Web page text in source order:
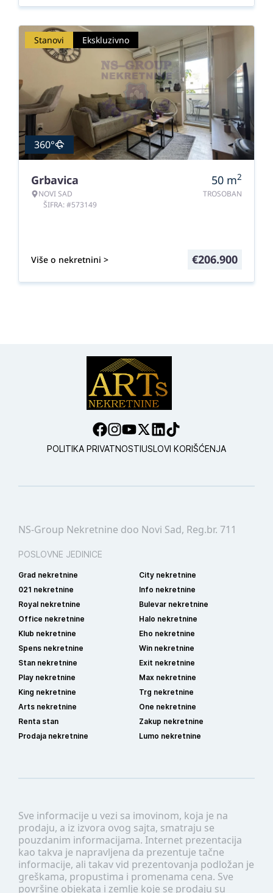
Stanovi Ekskluzivno
360°
Grbavica
NOVI SAD
ŠIFRA: #573149
50 m2
TROSOBAN
Više o nekretnini > €206.900
POLITIKA PRIVATNOSTIUSLOVI KORIŠĆENJA
Sve informacije u vezi sa imovinom, koja je na
prodaju, a iz izvora ovog sajta, smatraju se
pouzdanim informacijama. Internet prezentacija
kao takva je napravljena da prezentuje tačne
informacije, ali takav vid prezentovanja podložan je
greškama, propustima i promenama cena. Sve
površine objekata i zemlje koje se prodaju su
NS-Group Nekretnine doo Novi Sad, Reg.br. 711
POSLOVNE JEDINICE
Grad nekretnine
City nekretnine
021 nekretnine
Info nekretnine
Royal nekretnine
Bulevar nekretnine
Office nekretnine
Halo nekretnine
Klub nekretnine
Eho nekretnine
Spens nekretnine
Win nekretnine
Stan nekretnine
Exit nekretnine
Play nekretnine
Max nekretnine
King nekretnine
Trg nekretnine
Arts nekretnine
One nekretnine
Renta stan
Zakup nekretnine
Prodaja nekretnine
Lumo nekretnine